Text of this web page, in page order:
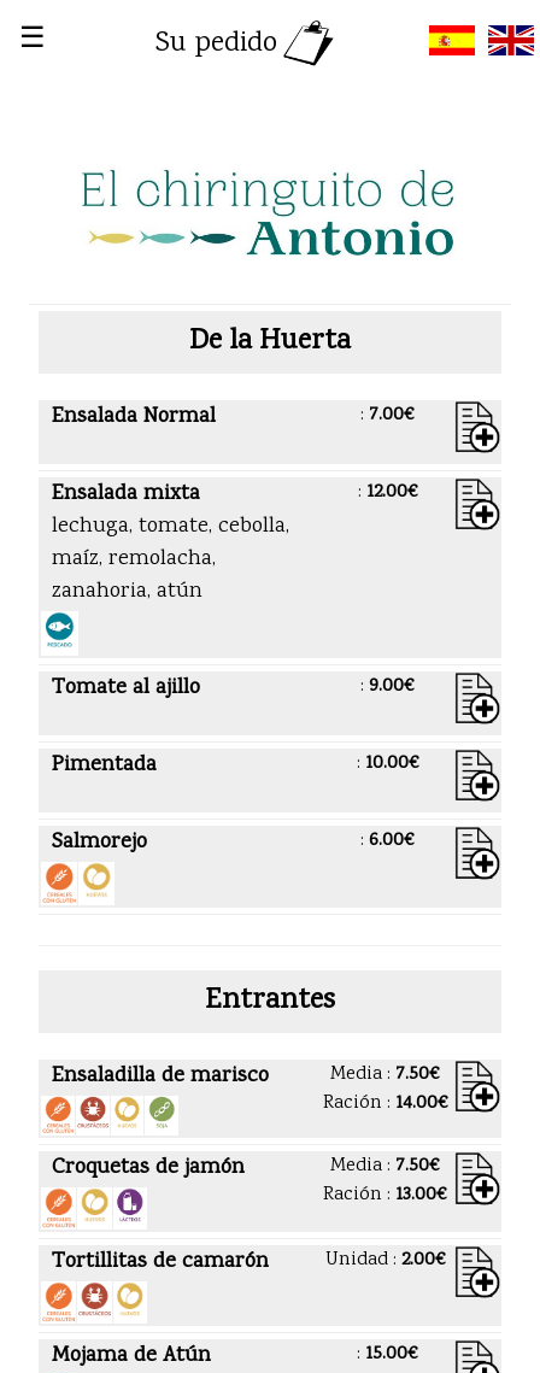
☰ Su pedido
De la Huerta
Ensalada Normal : 7.00€
Ensalada mixta
lechuga, tomate, cebolla,
maíz, remolacha,
zanahoria, atún
: 12.00€
Tomate al ajillo : 9.00€
Pimentada : 10.00€
Salmorejo : 6.00€
Entrantes
Ensaladilla de marisco Media : 7.50€
Ración : 14.00€
Croquetas de jamón Media : 7.50€
Ración : 13.00€
Tortillitas de camarón Unidad : 2.00€
Mojama de Atún : 15.00€